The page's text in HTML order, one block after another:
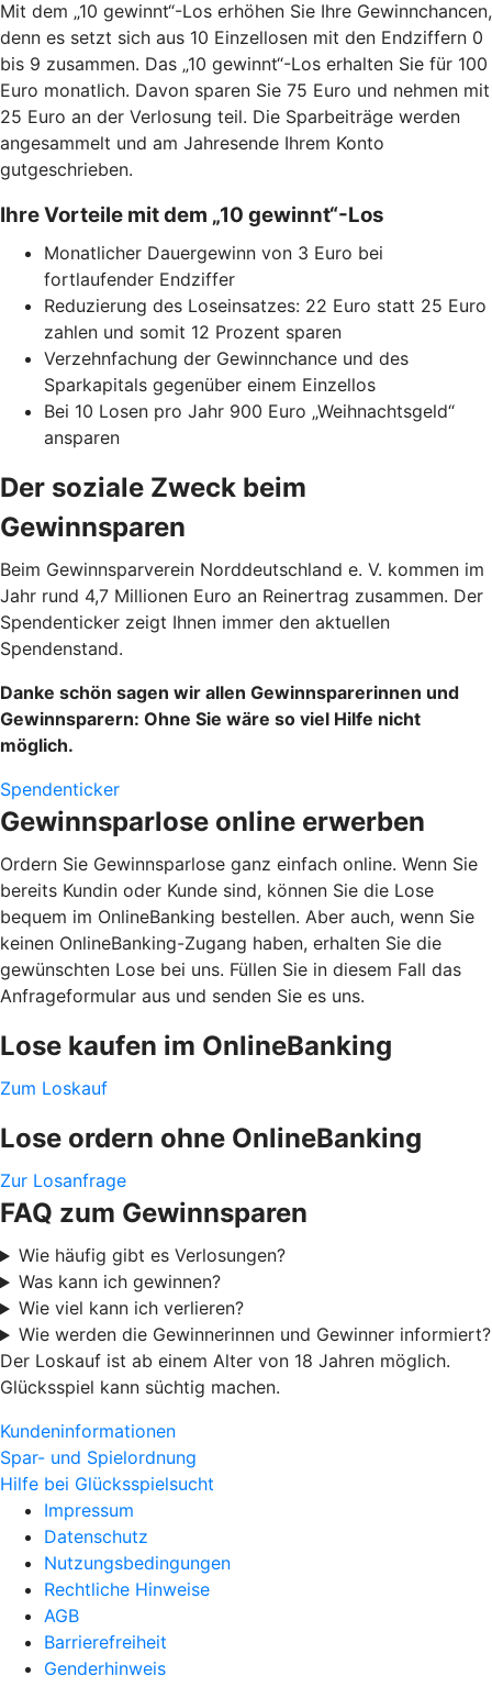
Mit dem „10 gewinnt“-Los erhöhen Sie Ihre Gewinnchancen,
denn es setzt sich aus 10 Einzellosen mit den Endziffern 0
bis 9 zusammen. Das „10 gewinnt“-Los erhalten Sie für 100
Euro monatlich. Davon sparen Sie 75 Euro und nehmen mit
25 Euro an der Verlosung teil. Die Sparbeiträge werden
angesammelt und am Jahresende Ihrem Konto
gutgeschrieben.
Ihre Vorteile mit dem „10 gewinnt“-Los
Monatlicher Dauergewinn von 3 Euro bei
fortlaufender Endziffer
Reduzierung des Loseinsatzes: 22 Euro statt 25 Euro
zahlen und somit 12 Prozent sparen
Verzehnfachung der Gewinnchance und des
Sparkapitals gegenüber einem Einzellos
Bei 10 Losen pro Jahr 900 Euro „Weihnachtsgeld“
ansparen
Der soziale Zweck beim
Gewinnsparen
Beim Gewinnsparverein Norddeutschland e. V. kommen im
Jahr rund 4,7 Millionen Euro an Reinertrag zusammen. Der
Spendenticker zeigt Ihnen immer den aktuellen
Spendenstand.
Danke schön sagen wir allen Gewinnsparerinnen und
Gewinnsparern: Ohne Sie wäre so viel Hilfe nicht
möglich.
Spendenticker
Gewinnsparlose online erwerben
Ordern Sie Gewinnsparlose ganz einfach online. Wenn Sie
bereits Kundin oder Kunde sind, können Sie die Lose
bequem im OnlineBanking bestellen. Aber auch, wenn Sie
keinen OnlineBanking-Zugang haben, erhalten Sie die
gewünschten Lose bei uns. Füllen Sie in diesem Fall das
Anfrageformular aus und senden Sie es uns.
Lose kaufen im OnlineBanking
Zum Loskauf
Lose ordern ohne OnlineBanking
Zur Losanfrage
FAQ zum Gewinnsparen
Wie häufig gibt es Verlosungen?
Was kann ich gewinnen?
Wie viel kann ich verlieren?
Wie werden die Gewinnerinnen und Gewinner informiert?
Der Loskauf ist ab einem Alter von 18 Jahren möglich.
Glücksspiel kann süchtig machen.
Kundeninformationen
Spar- und Spielordnung
Hilfe bei Glücksspielsucht
Impressum
Datenschutz
Nutzungsbedingungen
Rechtliche Hinweise
AGB
Barrierefreiheit
Genderhinweis